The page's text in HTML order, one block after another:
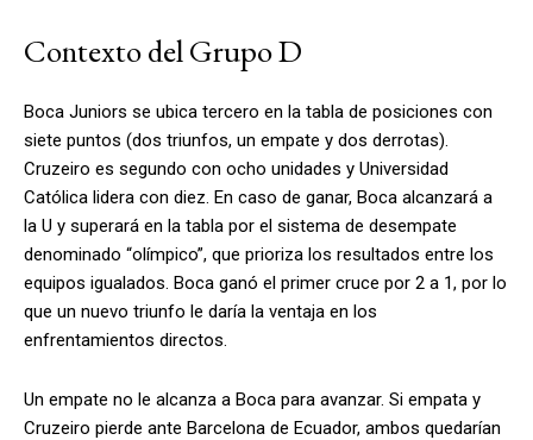
Contexto del Grupo D
Boca Juniors se ubica tercero en la tabla de posiciones con
siete puntos (dos triunfos, un empate y dos derrotas).
Cruzeiro es segundo con ocho unidades y Universidad
Católica lidera con diez. En caso de ganar, Boca alcanzará a
la U y superará en la tabla por el sistema de desempate
denominado “olímpico”, que prioriza los resultados entre los
equipos igualados. Boca ganó el primer cruce por 2 a 1, por lo
que un nuevo triunfo le daría la ventaja en los
enfrentamientos directos.
Un empate no le alcanza a Boca para avanzar. Si empata y
Cruzeiro pierde ante Barcelona de Ecuador, ambos quedarían